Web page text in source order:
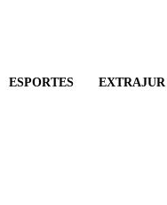
ESPORTES EXTRAJUR